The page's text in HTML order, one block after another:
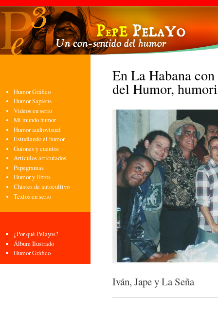
Humor Gráfico
Humor Sapiens
Videos en serio
Mi mundo humor
Humor audiovisual
Estudiando el humor
Guiones y cuentos
Artículos articulados
Pepegramas
Humor y libros
Chistes de autocultivo
Textos en serio
¿Por qué Pelayos?
Álbum Ilustrado
Humor Gráfico
En La Habana
del Humor,
Iván, Jape y La Seña